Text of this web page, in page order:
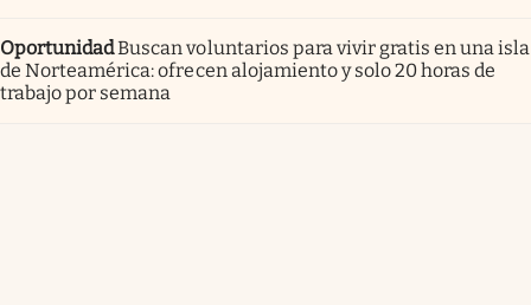
OportunidadBuscan voluntarios para vivir gratis en una isla
de Norteamérica: ofrecen alojamiento y solo 20 horas de
trabajo por semana